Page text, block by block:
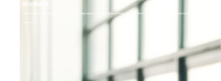
profitable
MSX’s vehicle maintenance and repair solutions help reduce workshop times, optimize capacity, drive service-bay traffic and help improve the overall customer